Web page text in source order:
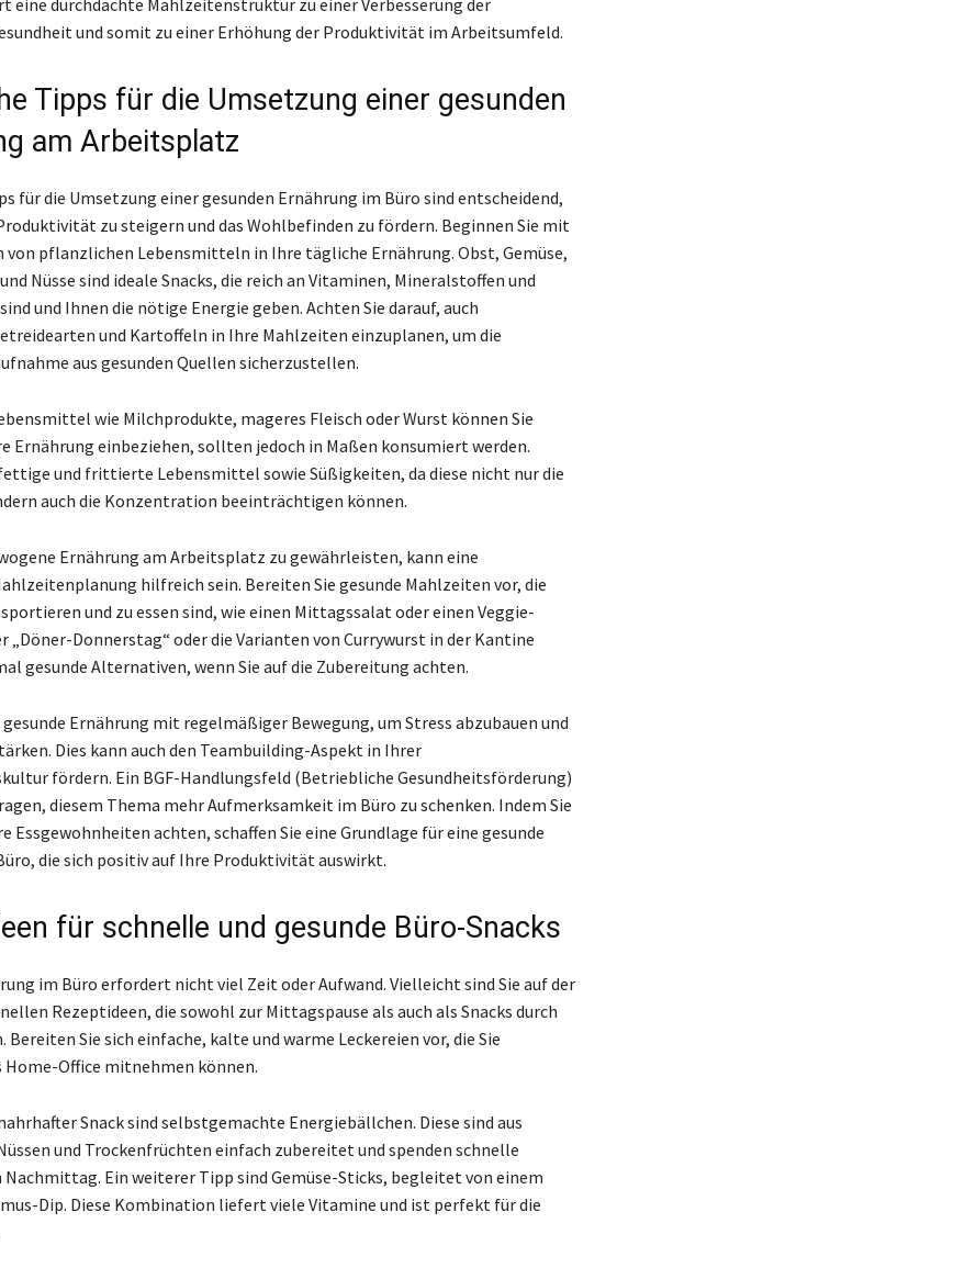
und somit zu einer Erhöhung der Produktivität im Arbeitsumfeld.
Tipps für die Umsetzung einer gesunden
am Arbeitsplatz
für die Umsetzung einer gesunden Ernährung im Büro sind entscheidend,
zu steigern und das Wohlbefinden zu fördern. Beginnen Sie mit
pflanzlichen Lebensmitteln in Ihre tägliche Ernährung. Obst, Gemüse,
Nüsse sind ideale Snacks, die reich an Vitaminen, Mineralstoffen und
und Ihnen die nötige Energie geben. Achten Sie darauf, auch
und Kartoffeln in Ihre Mahlzeiten einzuplanen, um die
aus gesunden Quellen sicherzustellen.
wie Milchprodukte, mageres Fleisch oder Wurst können Sie
Ernährung einbeziehen, sollten jedoch in Maßen konsumiert werden.
und frittierte Lebensmittel sowie Süßigkeiten, da diese nicht nur die
auch die Konzentration beeinträchtigen können.
Ernährung am Arbeitsplatz zu gewährleisten, kann eine
hilfreich sein. Bereiten Sie gesunde Mahlzeiten vor, die
und zu essen sind, wie einen Mittagssalat oder einen Veggie-
„Döner-Donnerstag“ oder die Varianten von Currywurst in der Kantine
gesunde Alternativen, wenn Sie auf die Zubereitung achten.
gesunde Ernährung mit regelmäßiger Bewegung, um Stress abzubauen und
Dies kann auch den Teambuilding-Aspekt in Ihrer
fördern. Ein BGF-Handlungsfeld (Betriebliche Gesundheitsförderung)
diesem Thema mehr Aufmerksamkeit im Büro zu schenken. Indem Sie
Essgewohnheiten achten, schaffen Sie eine Grundlage für eine gesunde
die sich positiv auf Ihre Produktivität auswirkt.
für schnelle und gesunde Büro-Snacks
im Büro erfordert nicht viel Zeit oder Aufwand. Vielleicht sind Sie auf der
Rezeptideen, die sowohl zur Mittagspause als auch als Snacks durch
Bereiten Sie sich einfache, kalte und warme Leckereien vor, die Sie
Office mitnehmen können.
Snack sind selbstgemachte Energiebällchen. Diese sind aus
und Trockenfrüchten einfach zubereitet und spenden schnelle
Nachmittag. Ein weiterer Tipp sind Gemüse-Sticks, begleitet von einem
Dip. Diese Kombination liefert viele Vitamine und ist perfekt für die